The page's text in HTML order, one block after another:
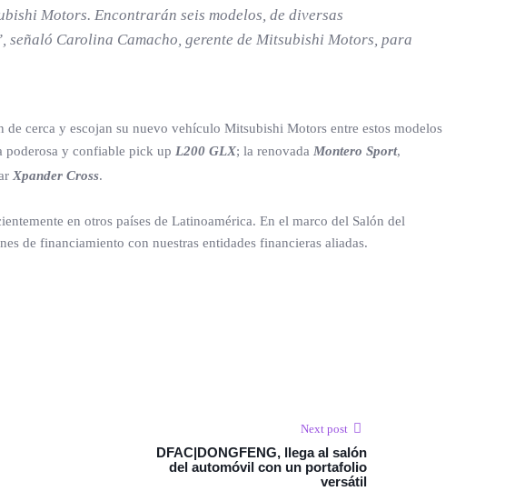
Motors. Encontrarán seis modelos, de diversas
señaló Carolina Camacho, gerente de Mitsubishi Motors, para
cerca y escojan su nuevo vehículo Mitsubishi Motors entre estos modelos
poderosa y confiable pick up L200 GLX; la renovada Montero Sport,
Xpander Cross.
en otros países de Latinoamérica. En el marco del Salón del
de financiamiento con nuestras entidades financieras aliadas.
Next post
DFAC|DONGFENG, llega al salón
del automóvil con un portafolio
versátil